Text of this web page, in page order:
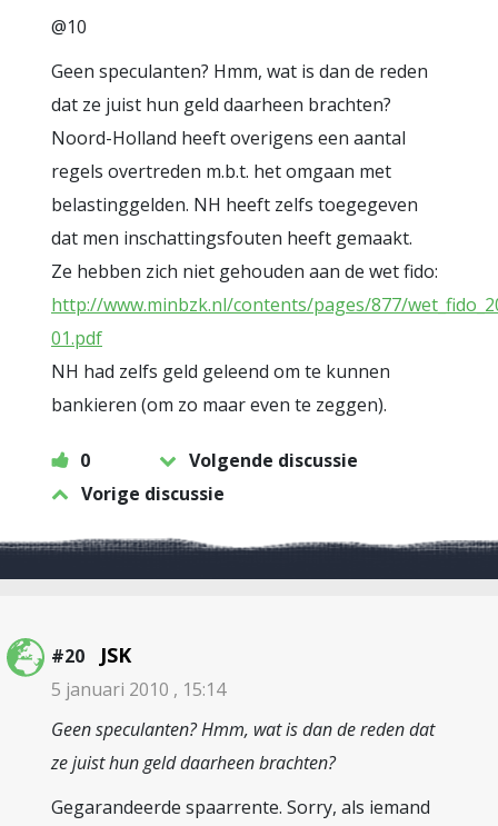
@10
Geen speculanten? Hmm, wat is dan de reden
dat ze juist hun geld daarheen brachten?
Noord-Holland heeft overigens een aantal
regels overtreden m.b.t. het omgaan met
belastinggelden. NH heeft zelfs toegegeven
dat men inschattingsfouten heeft gemaakt.
Ze hebben zich niet gehouden aan de wet fido:
http://www.minbzk.nl/contents/pages/877/
01.pdf
NH had zelfs geld geleend om te kunnen
bankieren (om zo maar even te zeggen).
0
Volgende discussie
Vorige discussie
#20 JSK
5 januari 2010 , 15:14
Geen speculanten? Hmm, wat is dan de reden dat
ze juist hun geld daarheen brachten?
Gegarandeerde spaarrente. Sorry, als iemand